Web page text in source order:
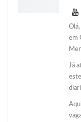
em
Já